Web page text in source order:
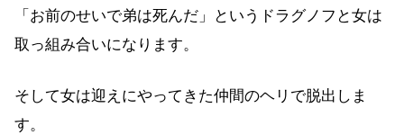
「お前のせいで弟は死んだ」というドラグノフと女は
取っ組み合いになります。
そして女は迎えにやってきた仲間のヘリで脱出しま
す。